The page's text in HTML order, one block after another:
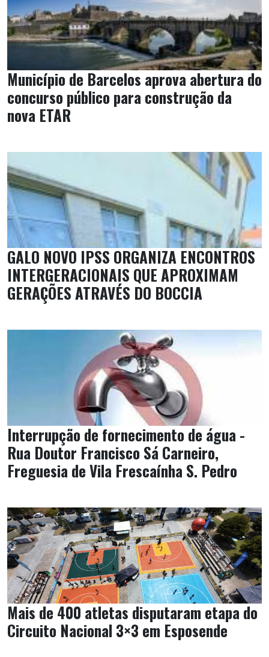
Município de Barcelos aprova abertura do
concurso público para construção da
nova ETAR
GALO NOVO IPSS ORGANIZA ENCONTROS
INTERGERACIONAIS QUE APROXIMAM
GERAÇÕES ATRAVÉS DO BOCCIA
Interrupção de fornecimento de água -
Rua Doutor Francisco Sá Carneiro,
Freguesia de Vila Frescaínha S. Pedro
Mais de 400 atletas disputaram etapa do
Circuito Nacional 3×3 em Esposende